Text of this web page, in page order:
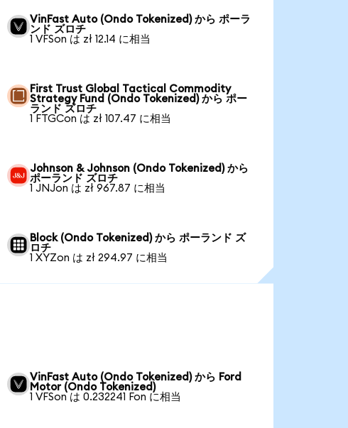
VinFast Auto (Ondo Tokenized) から ポーラ
ンド ズロチ
1 VFSon は zł 12.14 に相当
First Trust Global Tactical Commodity
Strategy Fund (Ondo Tokenized) から ポー
ランド ズロチ
1 FTGCon は zł 107.47 に相当
Johnson & Johnson (Ondo Tokenized) から
ポーランド ズロチ
1 JNJon は zł 967.87 に相当
Block (Ondo Tokenized) から ポーランド ズ
ロチ
1 XYZon は zł 294.97 に相当
VinFast Auto (Ondo Tokenized) から Ford
Motor (Ondo Tokenized)
1 VFSon は 0.232241 Fon に相当